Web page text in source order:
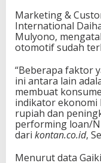
Marketing &
International
Mulyono,
otomotif sudah
“Beberapa faktor
ini antara lain
membuat
indikator ekonomi
rupiah dan
performing loan/
dari kontan.co.id,
Menurut data